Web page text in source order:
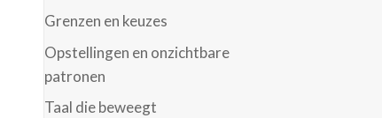
Grenzen en keuzes
Opstellingen en onzichtbare
patronen
Taal die beweegt